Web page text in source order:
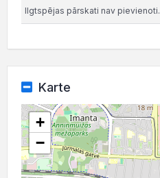
Ilgtspējas pārskati nav pievienoti.
Karte
+
−